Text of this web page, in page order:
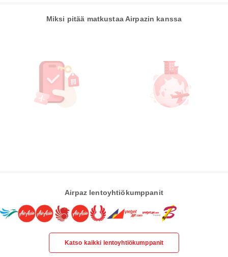
Miksi pitää matkustaa Airpazin kanssa
Airpaz lentoyhtiökumppanit
Katso kaikki lentoyhtiökumppanit